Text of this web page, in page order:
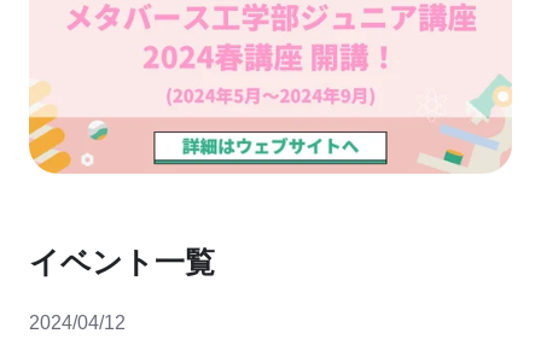
イベント一覧
2024/04/12